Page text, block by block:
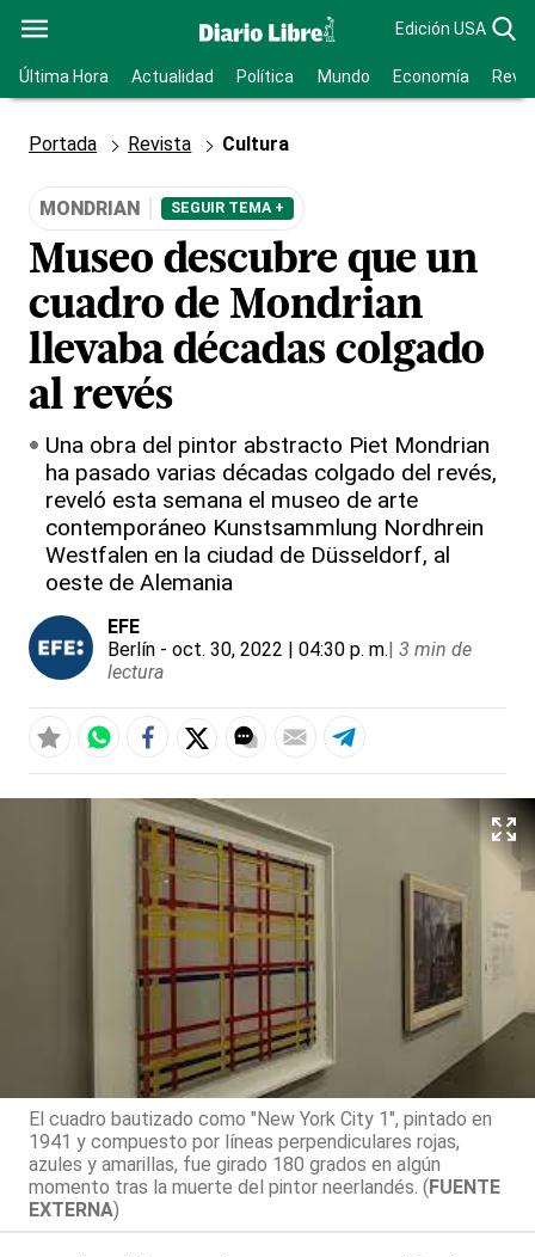
Edición USA
Última Hora Actualidad Política Mundo Economía
Portada Revista Cultura
MONDRIAN SEGUIR TEMA +
Museo descubre que un
cuadro de Mondrian
llevaba décadas colgado
al revés
Una obra del pintor abstracto Piet Mondrian
ha pasado varias décadas colgado del revés,
reveló esta semana el museo de arte
contemporáneo Kunstsammlung Nordhrein
Westfalen en la ciudad de Düsseldorf, al
oeste de Alemania
EFE
Berlín - oct. 30, 2022 | 04:30 p. m.| 3 min de
lectura
El cuadro bautizado como "New York City 1", pintado en
1941 y compuesto por líneas perpendiculares rojas,
azules y amarillas, fue girado 180 grados en algún
momento tras la muerte del pintor neerlandés. ( FUENTE
EXTERNA)